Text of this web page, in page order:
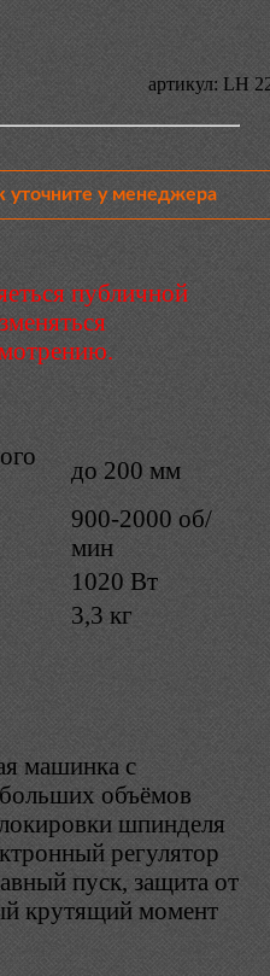
артикул: LH
уточните у менеджера
публичной
до 200 мм
900-2000 об/
мин
1020 Вт
3,3 кг
машинка с
объёмов
шпинделя
регулятор
пуск, защита от
крутящий момент